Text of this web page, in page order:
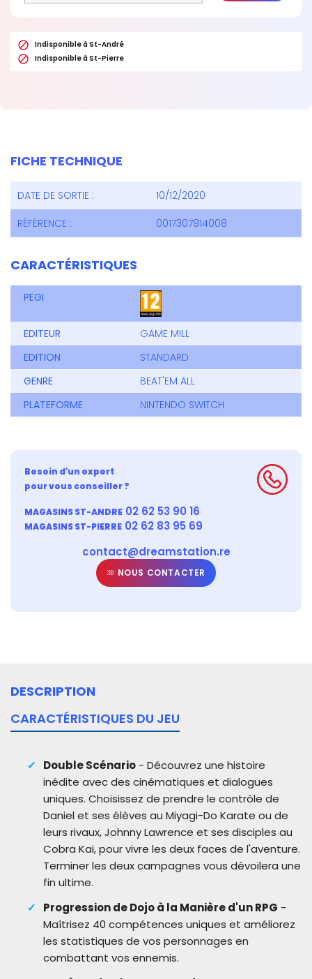
 Indisponible à St-André
 Indisponible à St-Pierre
FICHE TECHNIQUE
DATE DE SORTIE :
10/12/2020
RÉFÉRENCE :
0017307914008
CARACTÉRISTIQUES
PEGI
EDITEUR
GAME MILL
EDITION
STANDARD
GENRE
BEAT'EM ALL
PLATEFORME
NINTENDO SWITCH
Besoin d'un expert
pour vous conseiller ?
MAGASINS ST-ANDRE 02 62 53 90 16
MAGASINS ST-PIERRE 02 62 83 95 69
contact@dreamstation.re
NOUS CONTACTER
DESCRIPTION
CARACTÉRISTIQUES DU JEU
Double Scénario- Découvrez une histoire
inédite avec des cinématiques et dialogues
uniques. Choisissez de prendre le contrôle de
Daniel et ses élèves au Miyagi-Do Karate ou de
leurs rivaux, Johnny Lawrence et ses disciples au
Cobra Kai, pour vivre les deux faces de l'aventure.
Terminer les deux campagnes vous dévoilera une
fin ultime.
Progression de Dojo à la Manière d'un RPG -
Maîtrisez 40 compétences uniques et améliorez
les statistiques de vos personnages en
combattant vos ennemis.